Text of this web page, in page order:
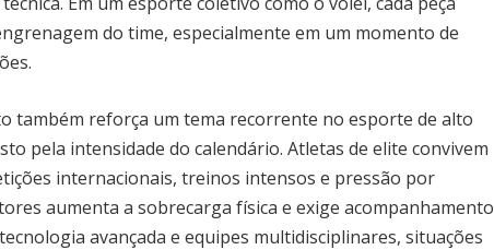
do time, especialmente em um momento de
também reforça um tema recorrente no esporte de alto
pela intensidade do calendário. Atletas de elite convivem
internacionais, treinos intensos e pressão por
aumenta a sobrecarga física e exige acompanhamento
avançada e equipes multidisciplinares, situações